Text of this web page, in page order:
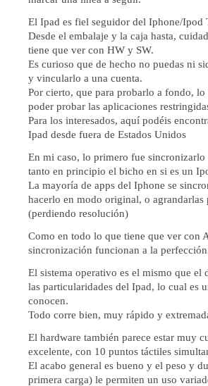
El Ipad es fiel seguidor del Iphone/Ipod
Desde el embalaje y la caja hasta,
tiene que ver con HW y SW.
Es curioso que de hecho no puedas ni
y vincularlo a una cuenta.
Por cierto, que para probarlo a fondo,
poder probar las aplicaciones
Para los interesados, aquí podéis
Ipad desde fuera de Estados Unidos
En mi caso, lo primero fue
tanto en principio el bicho en si es un
La mayoría de apps del Iphone se
hacerlo en modo original, o
(perdiendo resolución)
Como en todo lo que tiene que ver con
sincronización funcionan a la
El sistema operativo es el mismo que
las particularidades del Ipad, lo cual es
conocen.
Todo corre bien, muy rápido y
El hardware también parece estar muy
excelente, con 10 puntos táctiles
El acabo general es bueno y el peso y
primera carga) le permiten un uso